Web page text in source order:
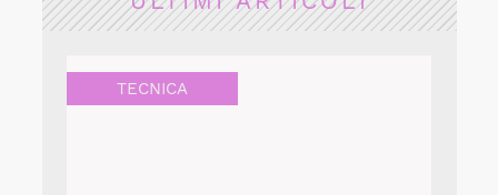
TECNICA